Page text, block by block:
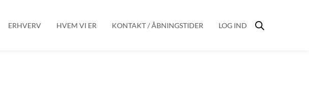
ERHVERV HVEM VI ER KONTAKT / ÅBNINGSTIDER LOG IND